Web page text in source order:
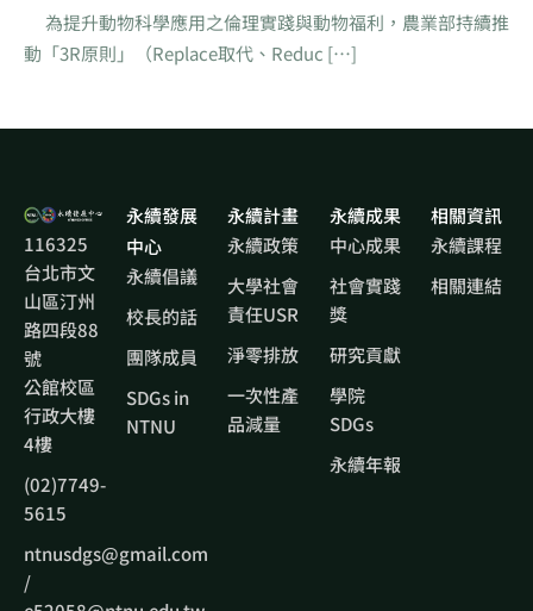
為提升動物科學應用之倫理實踐與動物福利，農業部持續推
動「3R原則」（Replace取代、Reduc […]
116325
台北市文
山區汀州
路四段88
號
公館校區
行政大樓
4樓
(02)7749-
5615
ntnusdgs@gmail.com
/
永續發展
中心
永續倡議
校長的話
團隊成員
SDGs in
NTNU
永續計畫
永續政策
大學社會
責任USR
淨零排放
一次性產
品減量
永續成果
中心成果
社會實踐
獎
研究貢獻
學院
SDGs
永續年報
相關資訊
永續課程
相關連結